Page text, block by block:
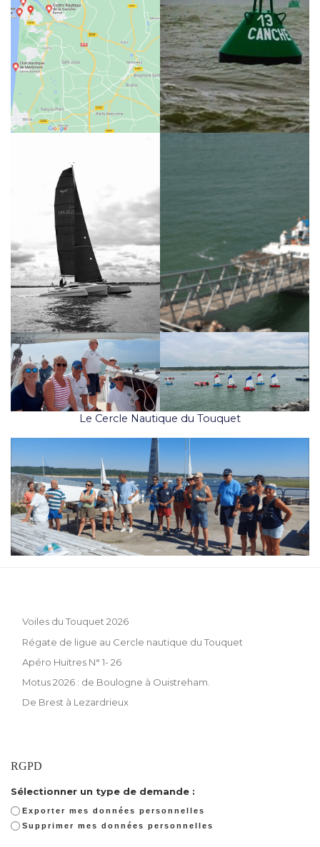
Le Cercle Nautique du Touquet
Voiles du Touquet 2026
Régate de ligue au Cercle nautique du Touquet
Apéro Huitres N° 1- 26
Motus 2026 : de Boulogne à Ouistreham.
De Brest à Lezardrieux
RGPD
Sélectionner un type de demande :
Exporter mes données personnelles
Supprimer mes données personnelles